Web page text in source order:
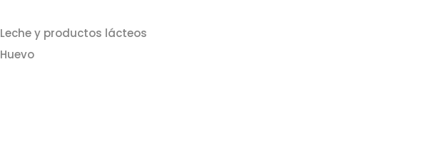
Leche y productos lácteos
Huevo